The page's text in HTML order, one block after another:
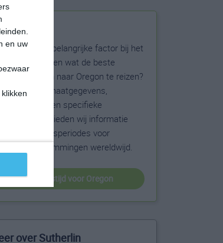
en uw
reistijd
weer is een belangrijke factor bij het
Wil je weten wat de beste
zijn om naar Oregon te reizen?
basis van klimaatgegevens,
en specifieke
bieden wij informatie
de beste reisperiodes voor
bestemmingen wereldwijd.
beste reistijd voor Oregon
over Sutherlin